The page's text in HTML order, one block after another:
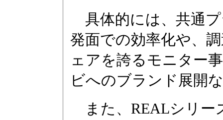
具体的には、共通
発面での効率化や、
ェアを誇るモニター
ビへのブランド展開
また、REALシリー